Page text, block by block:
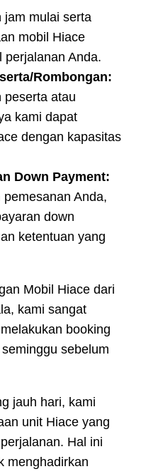
jam mulai serta
mobil Hiace
perjalanan Anda.
Rombongan:
peserta atau
kami dapat
dengan kapasitas
Down Payment:
Anda,
down
ketentuan yang
Mobil Hiace dari
kami sangat
booking
sebelum
jauh hari, kami
unit Hiace yang
Hal ini
menghadirkan